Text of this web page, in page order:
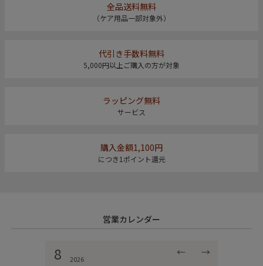
全品送料無料
（ケア用品一部対象外）
代引き手数料無料
5,000円以上ご購入の方が対象
ラッピング無料
サービス
購入金額1,100円
につき1ポイント還元
営業カレンダー
8 2026
← →